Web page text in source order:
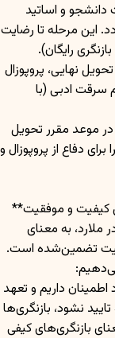
دانشجو و اساتید
این مرحله تا رضایت
رایگان).
نهایی، پروپوزال
سرقت ادبی (با
در موعد مقرر تحویل
دفاع از پروپوزال و
کیفیت و موفقیت**
ملارد، به معنای
تضمین‌شده است.
می‌دهیم:
داریم و تعهد
نشود، بازنگری‌ها
بازنگری‌های کیفی